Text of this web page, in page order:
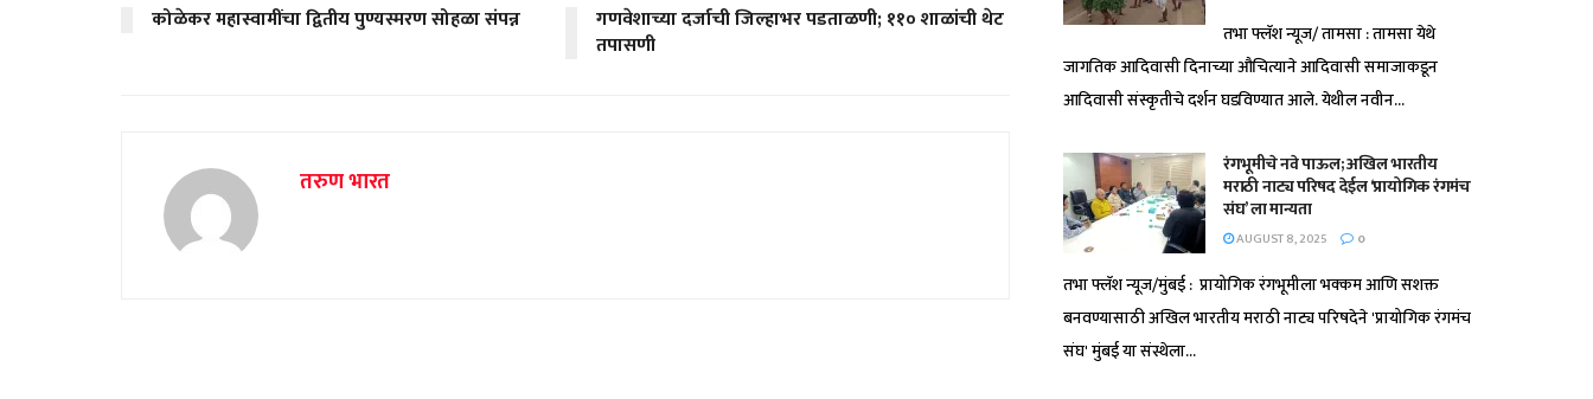
कोळेकर महास्वामींचा द्वितीय पुण्यस्मरण सोहळा संपन्न
गणवेशाच्या दर्जाची जिल्हाभर पडताळणी; ११० शाळांची थेट
तपासणी
तरुण भारत
तभा फ्लॅश न्यूज/ तामसा : तामसा येथे
जागतिक आदिवासी दिनाच्या औचित्याने आदिवासी समाजाकडून
आदिवासी संस्कृतीचे दर्शन घडविण्यात आले. येथील नवीन...
रंगभूमीचे नवे पाऊल; अखिल भारतीय
मराठी नाट्य परिषद देईल ‘प्रायोगिक रंगमंच
संघ’ ला मान्यता
AUGUST 8, 2025 0
तभा फ्लॅश न्यूज/मुंबई : प्रायोगिक रंगभूमीला भक्कम आणि सशक्त
बनवण्यासाठी अखिल भारतीय मराठी नाट्य परिषदेने 'प्रायोगिक रंगमंच
संघ' मुंबई या संस्थेला...